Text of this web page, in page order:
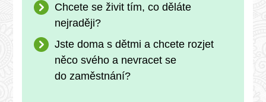
Chcete se živit tím, co děláte
nejraději?
Jste doma s dětmi a chcete rozjet
něco svého a nevracet se
do zaměstnání?